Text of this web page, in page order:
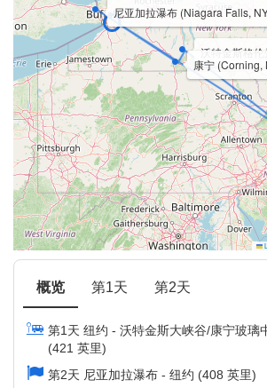
沃特金斯格
康宁 (Corning,
尼亚加拉瀑布 (Niagara Falls,
概览 第1天 第2天
第1天 纽约 - 沃特金斯大峡谷/康宁玻璃
(421 英里)
第2天 尼亚加拉瀑布 - 纽约 (408 英里)